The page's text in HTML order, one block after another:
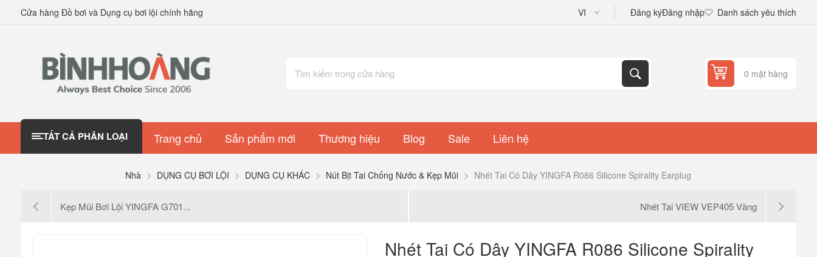
Cửa hàng Đồ bơi và Dụng cụ bơi lội chính hãng Đăng kýĐăng nhập Danh sách yêu thích
0 mặt hàng
TẤT CẢ PHÂN LOẠI Trang chủ Sản phẩm mới Thương hiệu Blog Sale Liên hệ
Nhà DỤNG CỤ BƠI LỘI DỤNG CỤ KHÁC Nút Bịt Tai Chống Nước & Kẹp Mũi Nhét Tai Có Dây YINGFA R086 Silicone Spirality Earplug
Kẹp Mũi Bơi Lội YINGFA G701... Nhét Tai VIEW VEP405 Vàng
Nhét Tai Có Dây YINGFA R086 Silicone Spirality